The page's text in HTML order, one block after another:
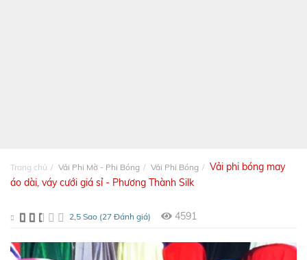
Trang chủ Vải Phi Mờ - Phi Bóng Vải Phi Bóng
Vải phi bóng may
áo dài, váy cưới giá sỉ - Phương Thành Silk
2,5 Sao (27 Đánh giá) 4591